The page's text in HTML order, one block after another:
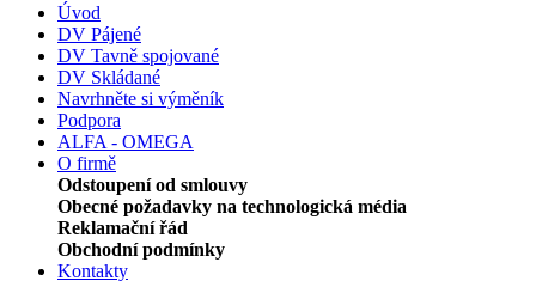
Úvod
DV Pájené
DV Tavně spojované
DV Skládané
Navrhněte si výměník
Podpora
ALFA - OMEGA
O firmě
Odstoupení od smlouvy
Obecné požadavky na technologická média
Reklamační řád
Obchodní podmínky
Kontakty